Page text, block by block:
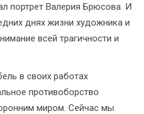
портрет Валерия Брюсова. И
днях жизни художника и
всей трагичности и
в своих работах
противоборство
миром. Сейчас мы